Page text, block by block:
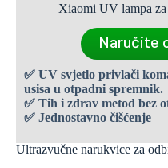
Xiaomi UV lampa za
Naručite
✅ UV svjetlo privlači
usisa u otpadni spremnik.
✅ Tih i zdrav metod bez
✅ Jednostavno čišćenje
Ultrazvučne narukvice za